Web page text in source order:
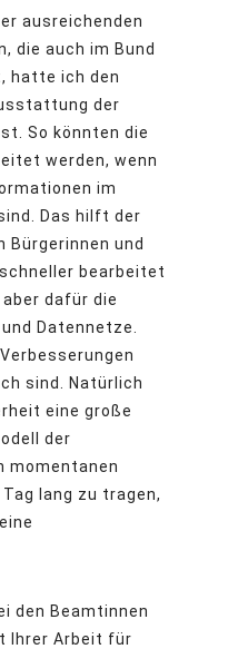
ausreichenden
die auch im Bund
hatte ich den
der
So könnten die
werden, wenn
im
Das hilft der
Bürgerinnen und
bearbeitet
dafür die
Datennetze.
sind. Natürlich
eine große
der
momentanen
lang zu tragen,
den Beamtinnen
Ihrer Arbeit für